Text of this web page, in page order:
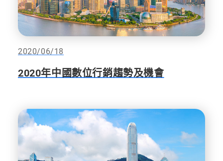
2020/06/18
2020年中國數位行銷趨勢及機會